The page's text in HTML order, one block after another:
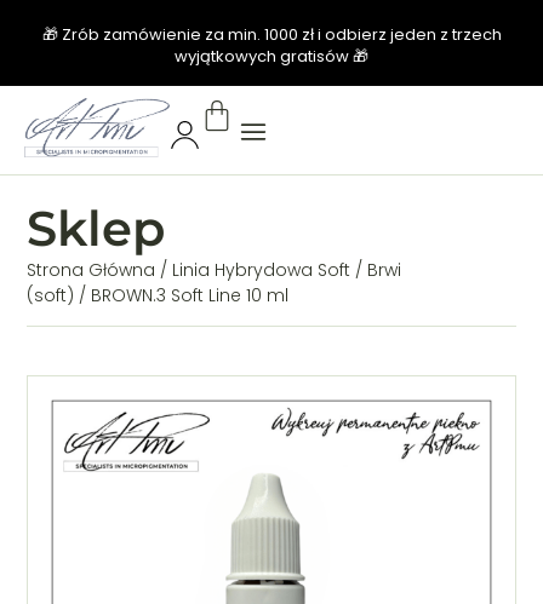
🎁 Zrób zamówienie za min. 1000 zł i odbierz jeden z trzech
wyjątkowych gratisów 🎁
Sklep
Strona Główna / Linia Hybrydowa Soft / Brwi
(soft) / BROWN.3 Soft Line 10 ml